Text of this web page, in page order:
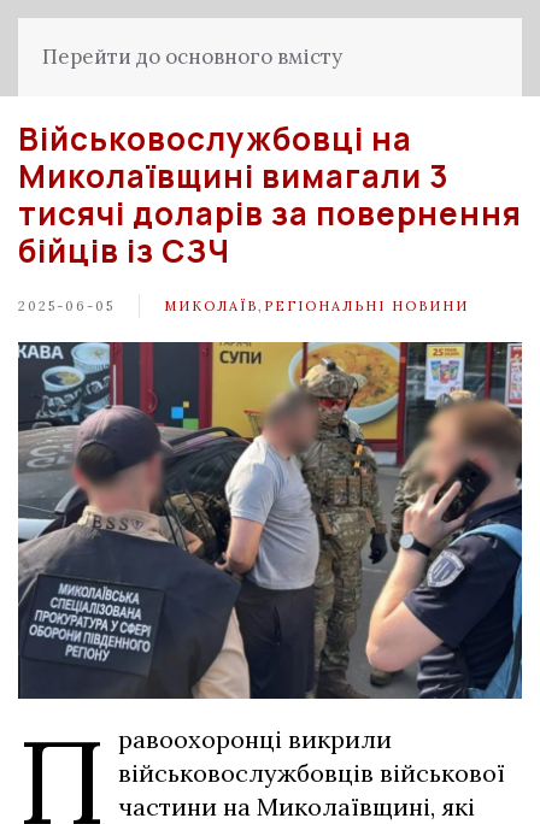
Перейти до основного вмісту
Військовослужбовці на
Миколаївщині вимагали 3
тисячі доларів за повернення
бійців із СЗЧ
2025-06-05 МИКОЛАЇВ РЕГІОНАЛЬНІ НОВИНИ
П равоохоронці викрили
військовослужбовців військової
частини на Миколаївщині, які